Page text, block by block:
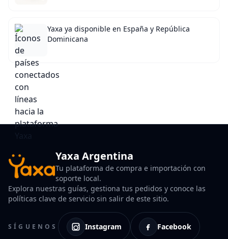
Yaxa ya disponible en España y República
Dominicana
Yaxa Argentina
Tu plataforma de compra e importación con
soporte local.
Explora nuestras guías, gestiona tus pedidos y conoce las
políticas clave de servicio sin salir de este sitio.
SÍGUENOS Instagram Facebook